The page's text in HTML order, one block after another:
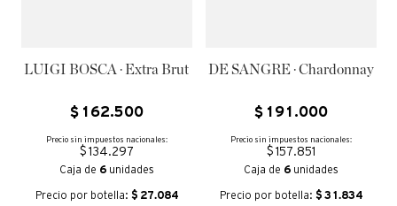
LUIGI BOSCA · Extra Brut
$ 162.500
Precio sin impuestos nacionales:
$ 134.297
Caja de 6 unidades
Precio por botella: $ 27.084
DE SANGRE · Chardonnay
$ 191 .000
Precio sin impuestos nacionales:
$ 157.851
Caja de 6 unidades
Precio por botella: $ 31.834